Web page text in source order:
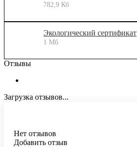
782,9 Кб
Экологический сертификат
1 Мб
Отзывы
Загрузка отзывов...
Нет отзывов
Добавить отзыв